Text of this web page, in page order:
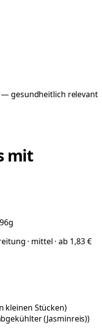
— gesundheitlich relevant
mit
96g
· mittel · ab 1,83 €
kleinen Stücken)
(Jasminreis))